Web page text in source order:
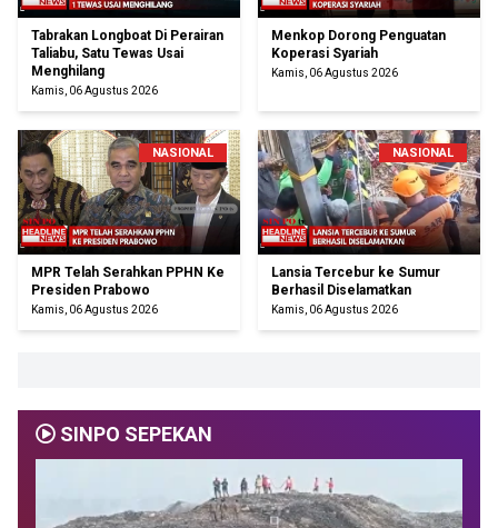
Tabrakan Longboat Di Perairan
Taliabu, Satu Tewas Usai
Menghilang
Kamis, 06 Agustus 2026
Menkop Dorong Penguatan
Koperasi Syariah
Kamis, 06 Agustus 2026
NASIONAL
MPR Telah Serahkan PPHN Ke
Presiden Prabowo
Kamis, 06 Agustus 2026
NASIONAL
Lansia Tercebur ke Sumur
Berhasil Diselamatkan
Kamis, 06 Agustus 2026
SINPO SEPEKAN